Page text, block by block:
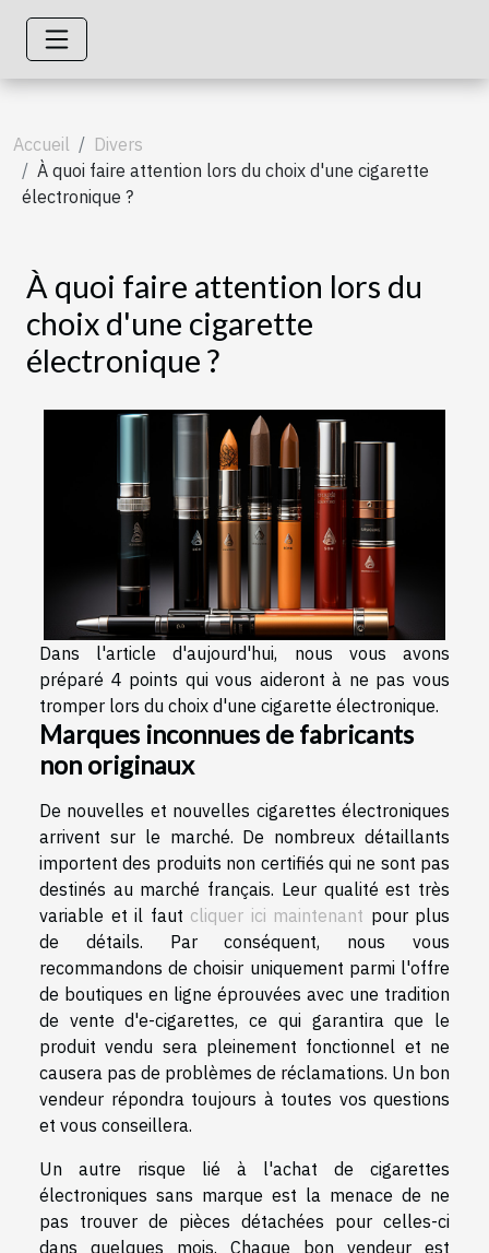
Accueil
Divers
À quoi faire attention lors du choix d'une cigarette
électronique ?
À quoi faire attention lors du
choix d'une cigarette
électronique ?
Dans l'article d'aujourd'hui, nous vous avons
préparé 4 points qui vous aideront à ne pas vous
tromper lors du choix d'une cigarette électronique.
Marques inconnues de fabricants
non originaux
De nouvelles et nouvelles cigarettes électroniques
arrivent sur le marché. De nombreux détaillants
importent des produits non certifiés qui ne sont pas
destinés au marché français. Leur qualité est très
variable et il faut cliquer ici maintenant pour plus
de détails. Par conséquent, nous vous
recommandons de choisir uniquement parmi l'offre
de boutiques en ligne éprouvées avec une tradition
de vente d'e-cigarettes, ce qui garantira que le
produit vendu sera pleinement fonctionnel et ne
causera pas de problèmes de réclamations. Un bon
vendeur répondra toujours à toutes vos questions
et vous conseillera.
Un autre risque lié à l'achat de cigarettes
électroniques sans marque est la menace de ne
pas trouver de pièces détachées pour celles-ci
dans quelques mois. Chaque bon vendeur est